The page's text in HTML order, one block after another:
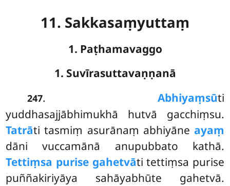
11. Sakkasaṃyuttaṃ
1. Paṭhamavaggo
1. Suvīrasuttavaṇṇanā
247. Abhiyaṃsūti
yuddhasajjābhimukhā hutvā gacchiṃsu.
Tatrāti tasmiṃ asurānaṃ abhiyāne ayaṃ
dāni vuccamānā anupubbato kathā.
Tettiṃsa purise gahetvāti tettiṃsa purise
puññakiriyāya sahāyabhūte gahetvā.